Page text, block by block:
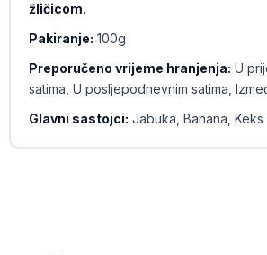
žličicom.
Pakiranje: 100g
Preporučeno vrijeme hranjenja: U
satima, U posljepodnevnim satima,
Glavni sastojci: Jabuka, Banana, Keks